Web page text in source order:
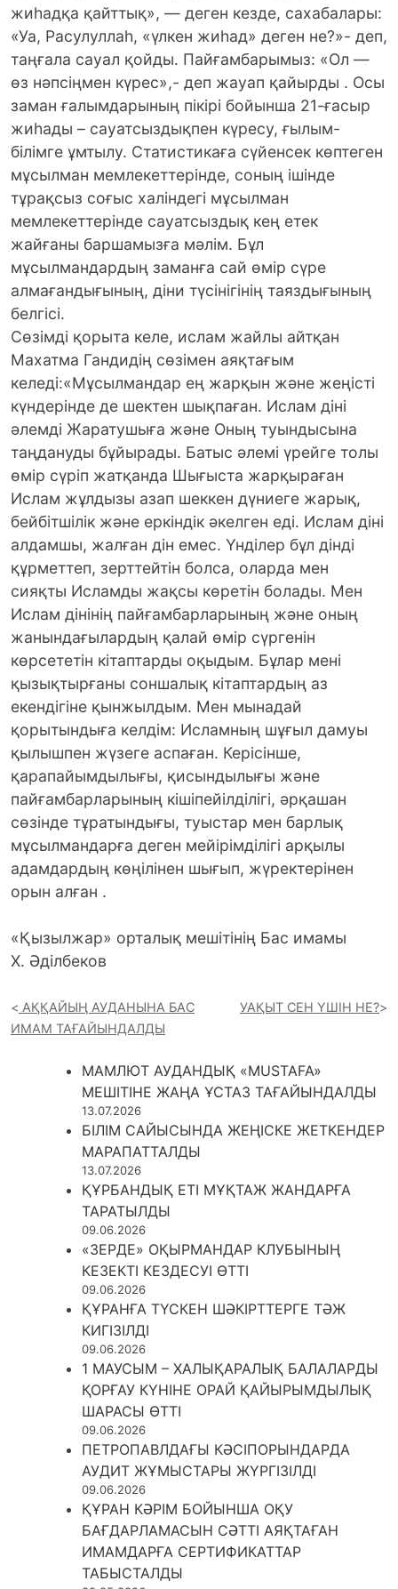
жиһадқа қайттық», — деген кезде, сахабалары:
«Уа, Расулуллаһ, «үлкен жиһад» деген не?»- деп,
таңғала сауал қойды. Пайғамбарымыз: «Ол —
өз нәпсіңмен күрес»,- деп жауап қайырды . Осы
заман ғалымдарының пікірі бойынша 21-ғасыр
жиһады – сауатсыздықпен күресу, ғылым-
білімге ұмтылу. Статистикаға сүйенсек көптеген
мұсылман мемлекеттерінде, соның ішінде
тұрақсыз соғыс халіндегі мұсылман
мемлекеттерінде сауатсыздық кең етек
жайғаны баршамызға мәлім. Бұл
мұсылмандардың заманға сай өмір сүре
алмағандығының, діни түсінігінің таяздығының
белгісі.
Сөзімді қорыта келе, ислам жайлы айтқан
Махатма Гандидің сөзімен аяқтағым
келеді:«Мұсылмандар ең жарқын және жеңісті
күндерінде де шектен шықпаған. Ислам діні
әлемді Жаратушыға және Оның туындысына
таңдануды бұйырады. Батыс әлемі үрейге толы
өмір сүріп жатқанда Шығыста жарқыраған
Ислам жұлдызы азап шеккен дүниеге жарық,
бейбітшілік және еркіндік әкелген еді. Ислам діні
алдамшы, жалған дін емес. Үнділер бұл дінді
құрметтеп, зерттейтін болса, оларда мен
сияқты Исламды жақсы көретін болады. Мен
Ислам дінінің пайғамбарларының және оның
жанындағылардың қалай өмір сүргенін
көрсететін кітаптарды оқыдым. Бұлар мені
қызықтырғаны соншалық кітаптардың аз
екендігіне қынжылдым. Мен мынадай
қорытындыға келдім: Исламның шұғыл дамуы
қылышпен жүзеге аспаған. Керісінше,
қарапайымдылығы, қисындылығы және
пайғамбарларының кішіпейілділігі, әрқашан
сөзінде тұратындығы, туыстар мен барлық
мұсылмандарға деген мейірімділігі арқылы
адамдардың көңілінен шығып, жүректерінен
орын алған .
«Қызылжар» орталық мешітінің Бас имамы
Х. Әділбеков
АҚҚАЙЫҢ АУДАНЫНА БАС
ИМАМ ТАҒАЙЫНДАЛДЫ
УАҚЫТ СЕН ҮШІН НЕ?
МАМЛЮТ АУДАНДЫҚ «MUSTAFA»
МЕШІТІНЕ ЖАҢА ҰСТАЗ ТАҒАЙЫНДАЛДЫ
13.07.2026
БІЛІМ САЙЫСЫНДА ЖЕҢІСКЕ ЖЕТКЕНДЕР
МАРАПАТТАЛДЫ
13.07.2026
ҚҰРБАНДЫҚ ЕТІ МҰҚТАЖ ЖАНДАРҒА
ТАРАТЫЛДЫ
09.06.2026
«ЗЕРДЕ» ОҚЫРМАНДАР КЛУБЫНЫҢ
КЕЗЕКТІ КЕЗДЕСУІ ӨТТІ
09.06.2026
ҚҰРАНҒА ТҮСКЕН ШӘКІРТТЕРГЕ ТӘЖ
КИГІЗІЛДІ
09.06.2026
1 МАУСЫМ – ХАЛЫҚАРАЛЫҚ БАЛАЛАРДЫ
ҚОРҒАУ КҮНІНЕ ОРАЙ ҚАЙЫРЫМДЫЛЫҚ
ШАРАСЫ ӨТТІ
09.06.2026
ПЕТРОПАВЛДАҒЫ КӘСІПОРЫНДАРДА
АУДИТ ЖҰМЫСТАРЫ ЖҮРГІЗІЛДІ
09.06.2026
ҚҰРАН КӘРІМ БОЙЫНША ОҚУ
БАҒДАРЛАМАСЫН СӘТТІ АЯҚТАҒАН
ИМАМДАРҒА СЕРТИФИКАТТАР
ТАБЫСТАЛДЫ